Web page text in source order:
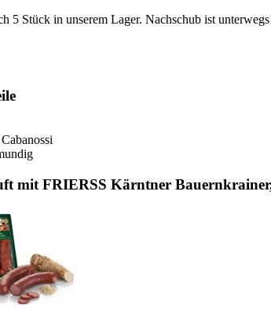
5 Stück in unserem Lager. Nachschub ist
mit FRIERSS Kärntner